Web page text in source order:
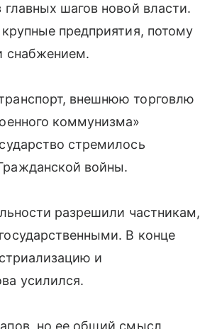
шагов новой власти.
предприятия, потому
снабжением.
внешнюю торговлю
коммунизма»
стремилось
войны.
разрешили частникам,
В конце
и
усилился.
но ее общий смысл